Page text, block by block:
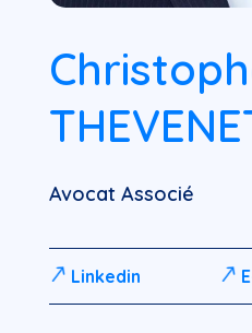
Avocat Associé
Linkedin